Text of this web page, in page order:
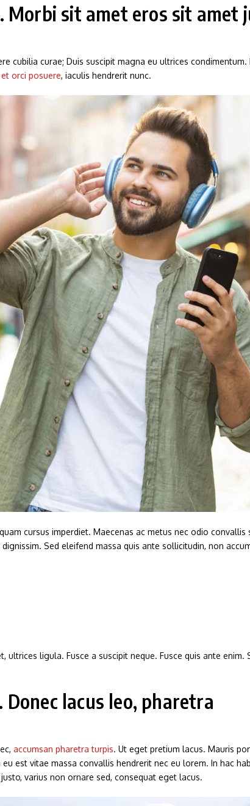
sit amet eros sit amet
cubilia curae; Duis suscipit magna eu ultrices
orci posuere, iaculis hendrerit nunc.
quam cursus imperdiet. Maecenas ac metus nec odio
Sed eleifend massa quis ante sollicitudin, non
ligula. Fusce a suscipit neque. Fusce quis ante
lacus leo, pharetra
accumsan pharetra turpis. Ut eget pretium lacus. Mauris
est vitae massa convallis hendrerit nec eu lorem. In hac
varius non ornare sed, consequat eget lacus.